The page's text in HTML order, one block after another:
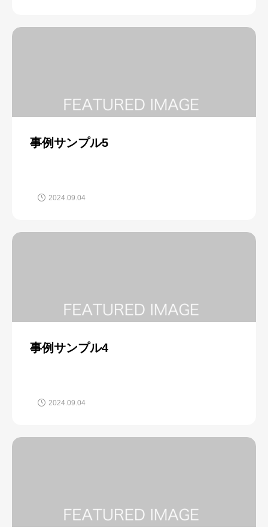
事例サンプル5
2024.09.04
事例サンプル4
2024.09.04